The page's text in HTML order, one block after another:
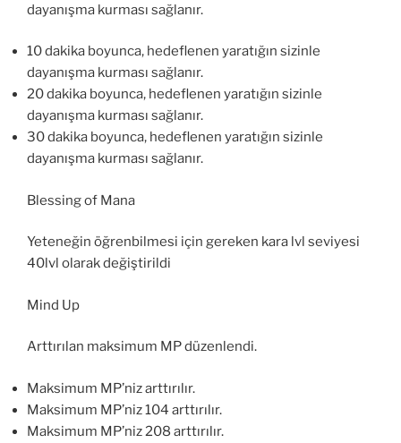
dayanışma kurması sağlanır.
10 dakika boyunca, hedeflenen yaratığın sizinle
dayanışma kurması sağlanır.
20 dakika boyunca, hedeflenen yaratığın sizinle
dayanışma kurması sağlanır.
30 dakika boyunca, hedeflenen yaratığın sizinle
dayanışma kurması sağlanır.
Blessing of Mana
Yeteneğin öğrenbilmesi için gereken kara lvl seviyesi
40lvl olarak değiştirildi
Mind Up
Arttırılan maksimum MP düzenlendi.
Maksimum MP’niz arttırılır.
Maksimum MP’niz 104 arttırılır.
Maksimum MP’niz 208 arttırılır.